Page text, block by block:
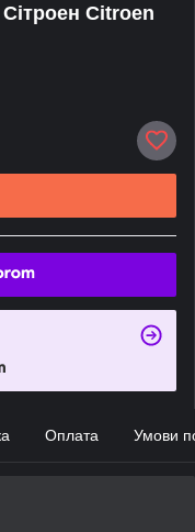
Citroen
Оплата Умови